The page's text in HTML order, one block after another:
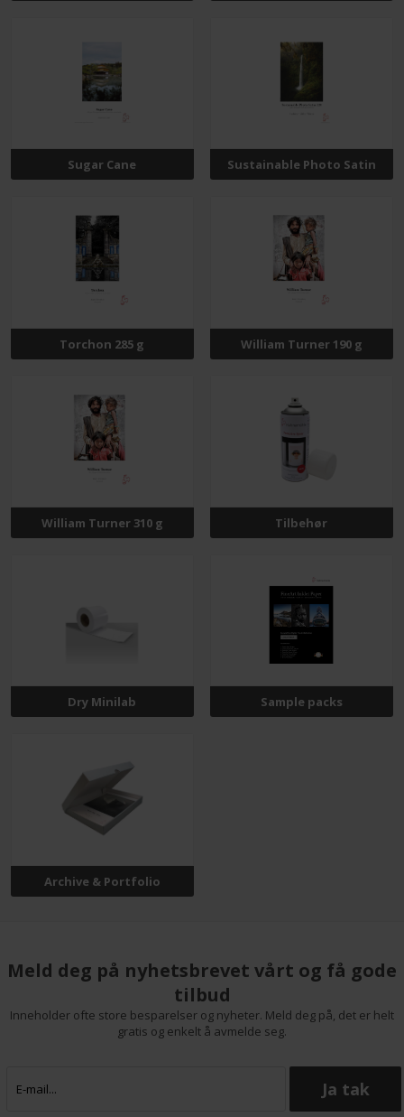
Sugar Cane Sustainable Photo Satin
Torchon 285 g William Turner 190 g
William Turner 310 g Tilbehør
Dry Minilab Sample packs
Archive & Portfolio
Meld deg på nyhetsbrevet vårt og få gode
tilbud
Inneholder ofte store besparelser og nyheter. Meld deg på, det er helt
gratis og enkelt å avmelde seg.